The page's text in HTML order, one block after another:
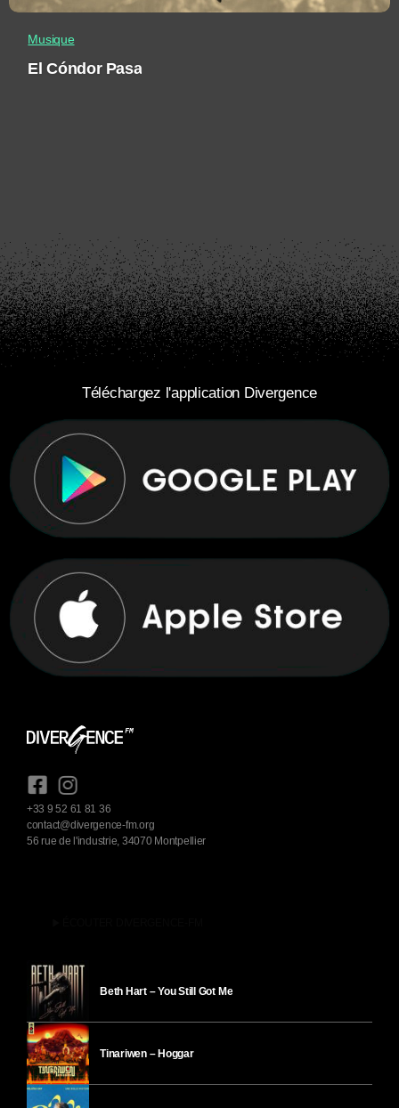
Musique
El Cóndor Pasa
Téléchargez l'application Divergence
+33 9 52 61 81 36
contact@divergence-fm.org
56 rue de l'industrie, 34070 Montpellier
Beth Hart – You Still Got Me
Tinariwen – Hoggar